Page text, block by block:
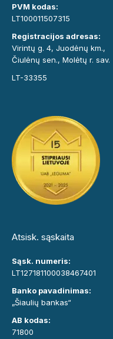
PVM kodas:
LT100011507315
Registracijos adresas:
Virintų g. 4, Juodėnų km.,
Čiulėnų sen., Molėtų r. sav.
LT-33355
Atsisk. sąskaita
Sąsk. numeris:
LT127181100038467401
Banko pavadinimas:
„Šiaulių bankas“
AB kodas:
71800